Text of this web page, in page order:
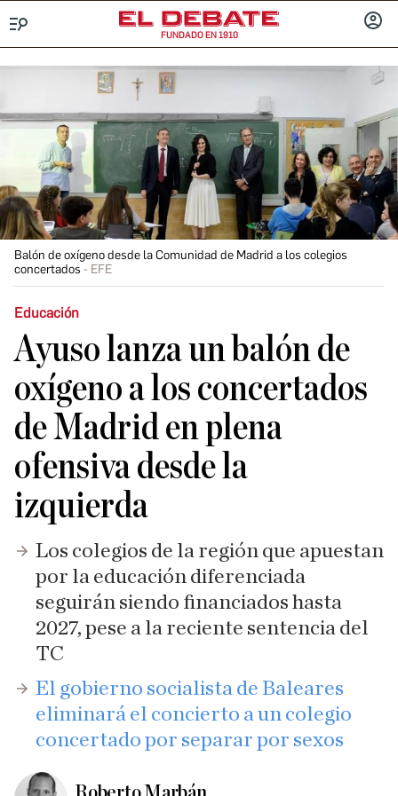
FUNDADO EN 1910
Balón de oxígeno desde la Comunidad de Madrid a los colegios
concertados
EFE
Educación
Ayuso lanza un balón de
oxígeno a los concertados
de Madrid en plena
ofensiva desde la
izquierda
Los colegios de la región que apuestan
por la educación diferenciada
seguirán siendo financiados hasta
2027, pese a la reciente sentencia del
TC
El gobierno socialista de Baleares
eliminará el concierto a un colegio
concertado por separar por sexos